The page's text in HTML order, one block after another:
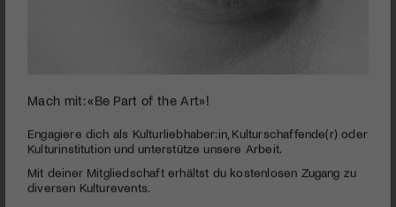
seconds
minutes,
Nidwaldner Museum I Kunst, Kommerz & Heilige
PUBLIZIERT AM 24. NOVEMBER 2011
Engagiere dich als Kulturliebhaber:in, Kulturschaffende(r) oder
Mit deiner Mitgliedschaft erhältst du kostenlosen Zugang zu